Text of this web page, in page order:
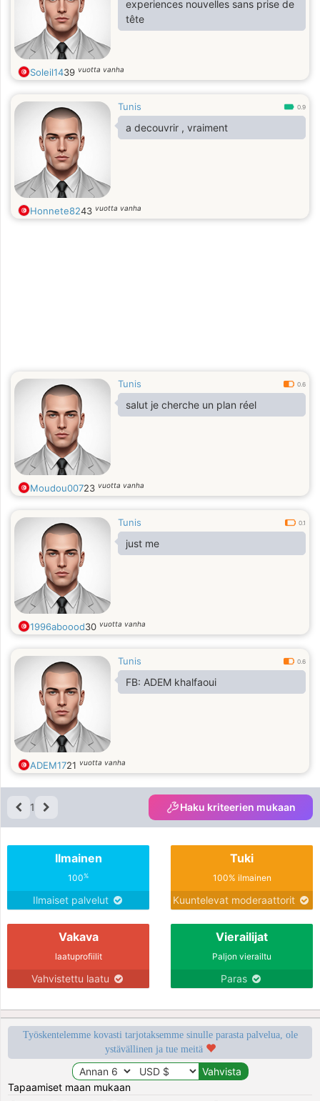
experiences nouvelles sans prise de
tête
Soleil1439 vuotta vanha
Tunis 0.9
a decouvrir , vraiment
Honnete8243 vuotta vanha
Tunis 0.6
salut je cherche un plan réel
Moudou00723 vuotta vanha
Tunis 0.1
just me
1996aboood30 vuotta vanha
Tunis 0.6
FB: ADEM khalfaoui
ADEM1721 vuotta vanha
1 Haku kriteerien mukaan
Ilmainen
100%
Ilmaiset palvelut
Tuki
100% ilmainen
Kuuntelevat moderaattorit
Vakava
laatuprofiilit
Vahvistettu laatu
Vierailijat
Paljon vierailtu
Paras
Työskentelemme kovasti tarjotaksemme sinulle parasta palvelua, ole
ystävällinen ja tue meitä
Tapaamiset maan mukaan